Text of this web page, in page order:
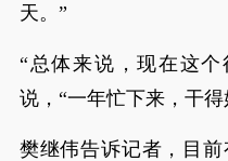
天。”
“总体来说，现在这
说，“一年忙下来，干
樊继伟告诉记者，目前